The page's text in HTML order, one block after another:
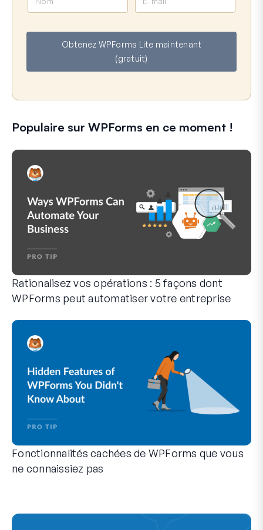
a
i
l
Obtenez WPForms Lite maintenant
(gratuit)
Populaire sur WPForms en ce moment !
Rationalisez vos opérations : 5 façons dont
WPForms peut automatiser votre entreprise
Fonctionnalités cachées de WPForms que vous
ne connaissiez pas